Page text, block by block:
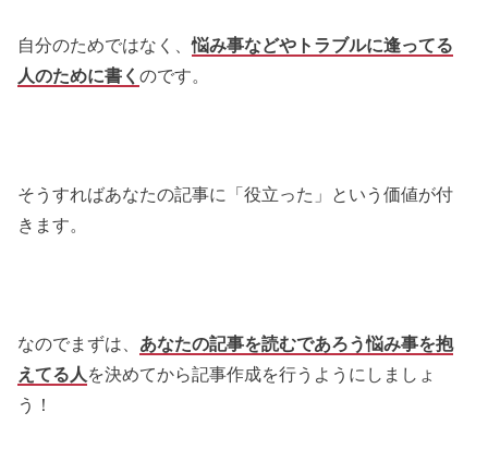
自分のためではなく、悩み事などやトラブルに逢ってる
人のために書くのです。
そうすればあなたの記事に「役立った」という価値が付
きます。
なのでまずは、 あなたの記事を読むであろう悩み事を抱
えてる人 を決めてから記事作成を行うようにしましょ
う！